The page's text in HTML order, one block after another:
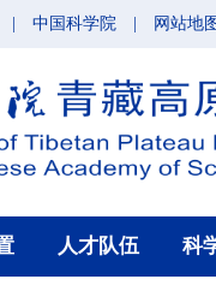
中国科学院 网站地
人才队伍 科